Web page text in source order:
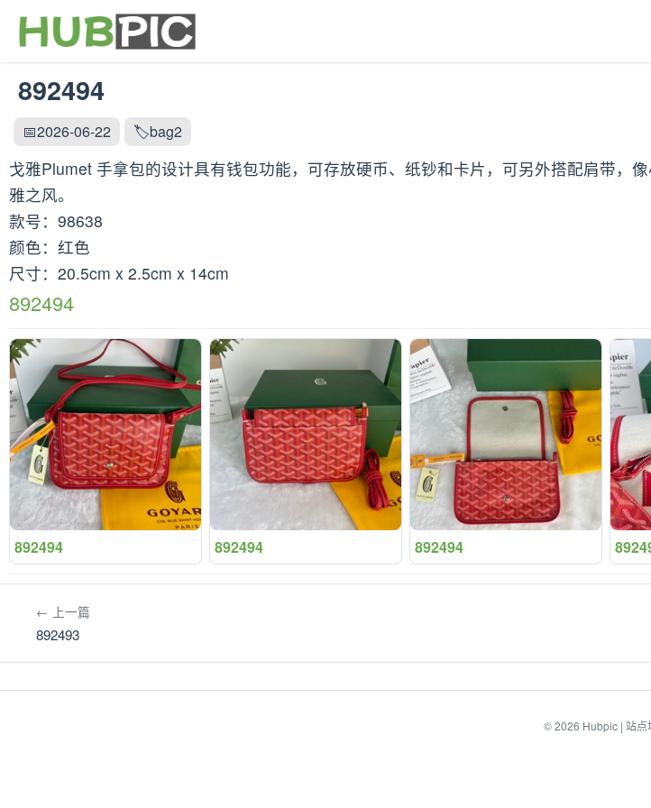
892494
📅2026-06-22 🏷️bag2
戈雅Plumet 手拿包的设计具有钱包功能，可存放硬币、纸钞和卡片，可另外搭配肩带，
雅之风。
款号：98638
颜色：红色
尺寸：20.5cm x 2.5cm x 14cm
892494
892494 892494 892494
← 上一篇
892493
© 2026 Hubpic| 站点